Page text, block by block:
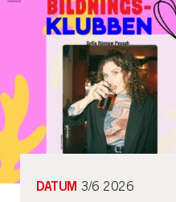
DATUM 3/6 2026